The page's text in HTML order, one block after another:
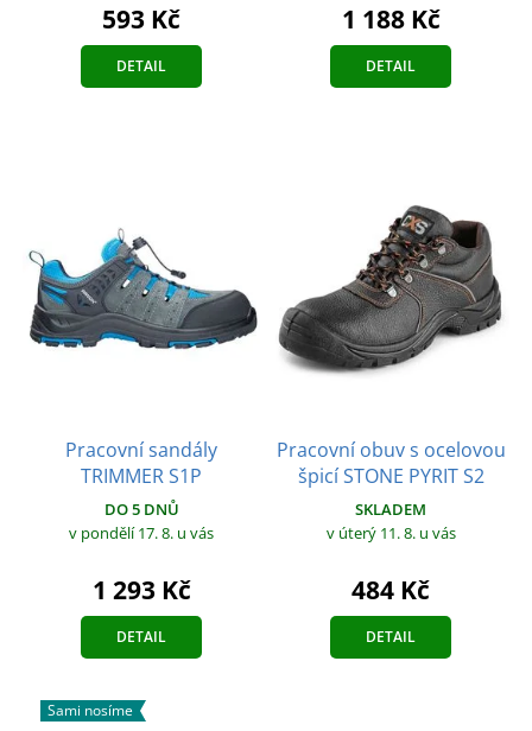
593 Kč
DETAIL
1 188 Kč
DETAIL
Pracovní sandály
TRIMMER S1P
DO 5 DNŮ
v pondělí 17. 8. u vás
1 293 Kč
DETAIL
Pracovní obuv s ocelovou
špicí STONE PYRIT S2
SKLADEM
v úterý 11. 8. u vás
484 Kč
DETAIL
Sami nosíme